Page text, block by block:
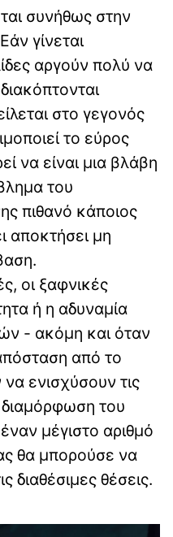
συνήθως στην
γίνεται
αργούν πολύ να
στο γεγονός
το εύρος
να είναι μια βλάβη
του
πιθανό κάποιος
αποκτήσει μη
οι ξαφνικές
ή η αδυναμία
- ακόμη και όταν
από το
ενισχύσουν τις
του
μέγιστο αριθμό
θα μπορούσε να
διαθέσιμες θέσεις.